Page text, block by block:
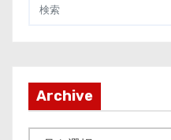
Archive